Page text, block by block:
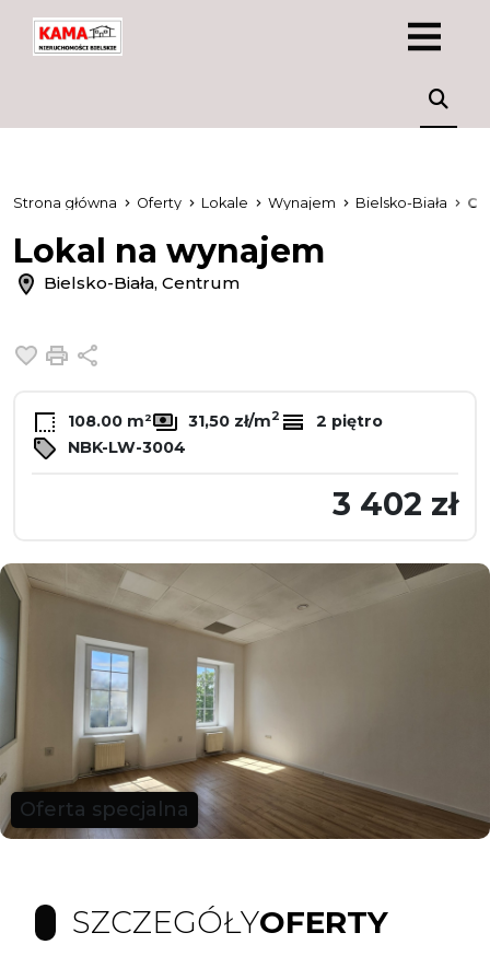
Strona główna Oferty Lokale Wynajem Bielsko-Biała
Lokal na wynajem
Bielsko-Biała, Centrum
Dodaj do ulubionych
Drukuj
108.00 m² 31,50 zł/m2
2 piętro
NBK-LW-3004
3 402 zł
Oferta specjalna
SZCZEGÓŁYOFERTY